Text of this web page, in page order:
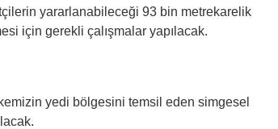
yararlanabileceği 93 bin metrekarelik
için gerekli çalışmalar yapılacak.
yedi bölgesini temsil eden simgesel